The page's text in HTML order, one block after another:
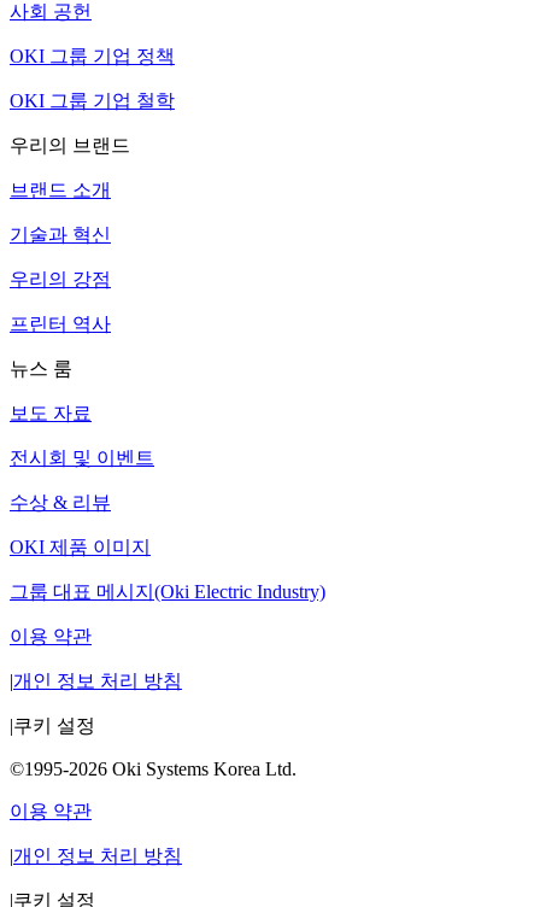
사회 공헌
OKI 그룹 기업 정책
OKI 그룹 기업 철학
우리의 브랜드
브랜드 소개
기술과 혁신
우리의 강점
프린터 역사
뉴스 룸
보도 자료
전시회 및 이벤트
수상 & 리뷰
OKI 제품 이미지
그룹 대표 메시지(Oki Electric Industry)
이용 약관
|개인 정보 처리 방침
|쿠키 설정
©1995-2026 Oki Systems Korea Ltd.
이용 약관
|개인 정보 처리 방침
|쿠키 설정